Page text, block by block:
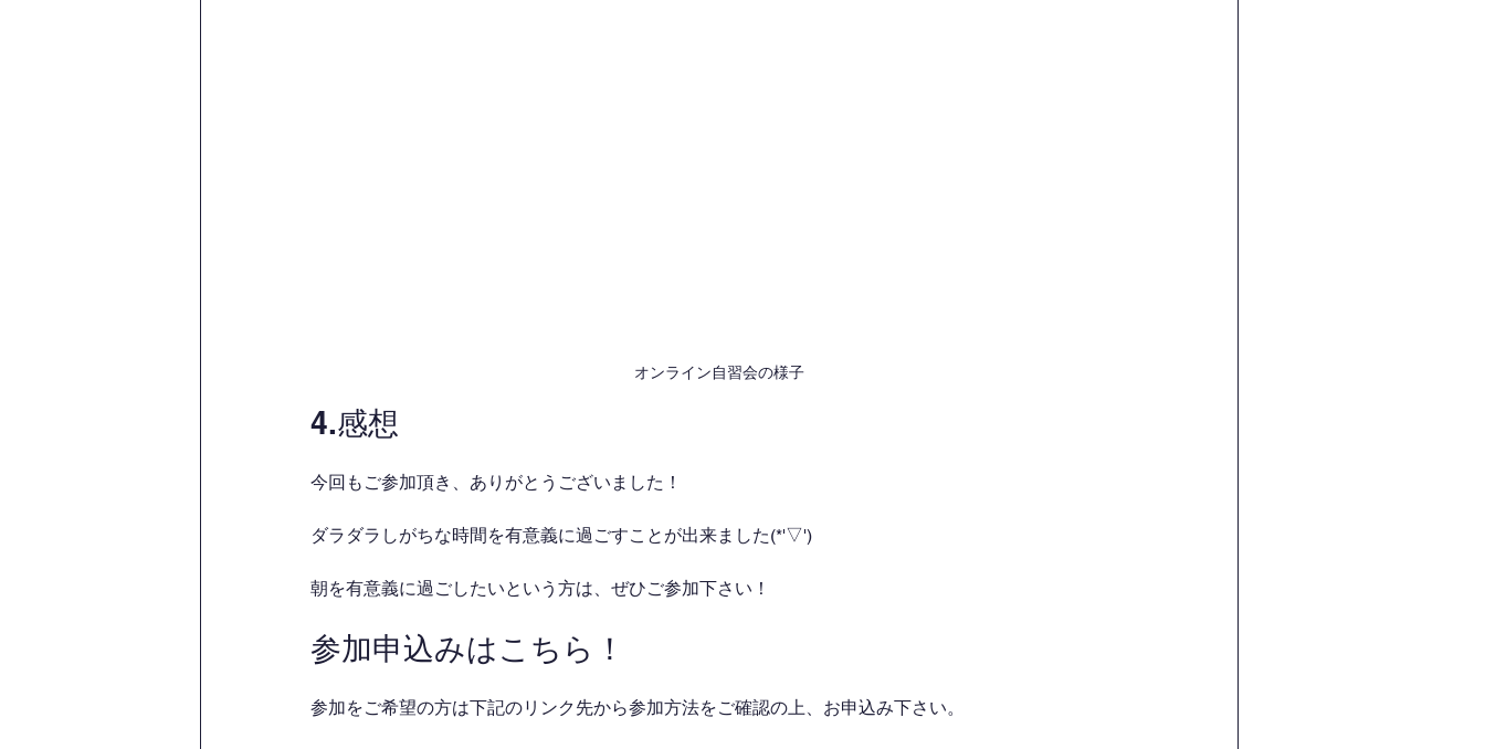
オンライン自習会の様子
4.感想
今回もご参加頂き、ありがとうございました！
ダラダラしがちな時間を有意義に過ごすことが出来ました(*'▽')
朝を有意義に過ごしたいという方は、ぜひご参加下さい！
参加申込みはこちら！
参加をご希望の方は下記のリンク先から参加方法をご確認の上、お申込み下さい。